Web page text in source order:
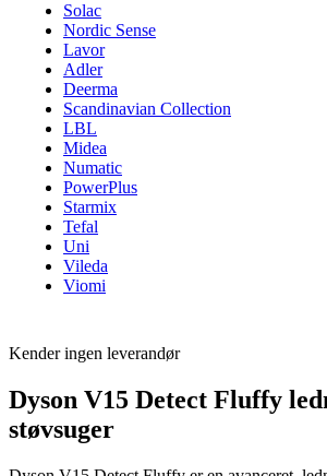
Solac
Nordic Sense
Lavor
Adler
Deerma
Scandinavian Collection
LBL
Midea
Numatic
PowerPlus
Starmix
Tefal
Uni
Vileda
Viomi
Kender ingen leverandør
Dyson V15 Detect Fluffy
støvsuger